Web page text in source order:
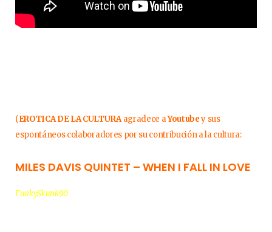
(EROTICA DE LA CULTURAagradece aYoutubey sus
espontáneos colaboradores por su contribución a la cultura:
MILES DAVIS QUINTET – WHEN I FALL IN LOVE
FunkySkunk90